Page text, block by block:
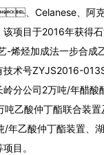
、Celanese、阿克苏.
。该项目于2016年获得
-烯烃加成法一步合成
技术号ZYJS2016-
岭分公司2万吨/年醋酸
吨乙酸仲丁酯联合装置
乙酸仲丁酯装置、
。